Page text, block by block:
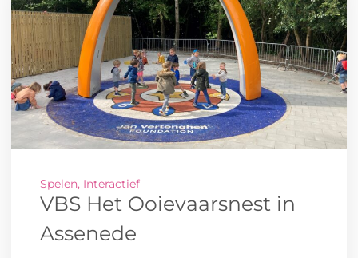
Spelen, Interactief
VBS Het Ooievaarsnest in
Assenede